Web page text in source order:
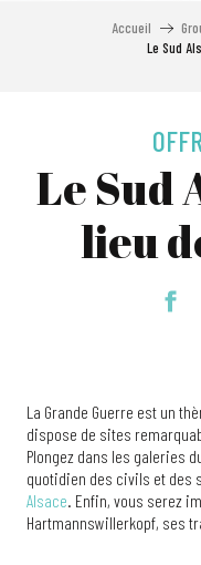
Accueil
Le Sud
Le Sud
lieu
La Grande Guerre est un
dispose de sites
Plongez dans les galeries
quotidien des civils et des
Alsace. Enfin, vous serez
Hartmannswillerkopf, ses